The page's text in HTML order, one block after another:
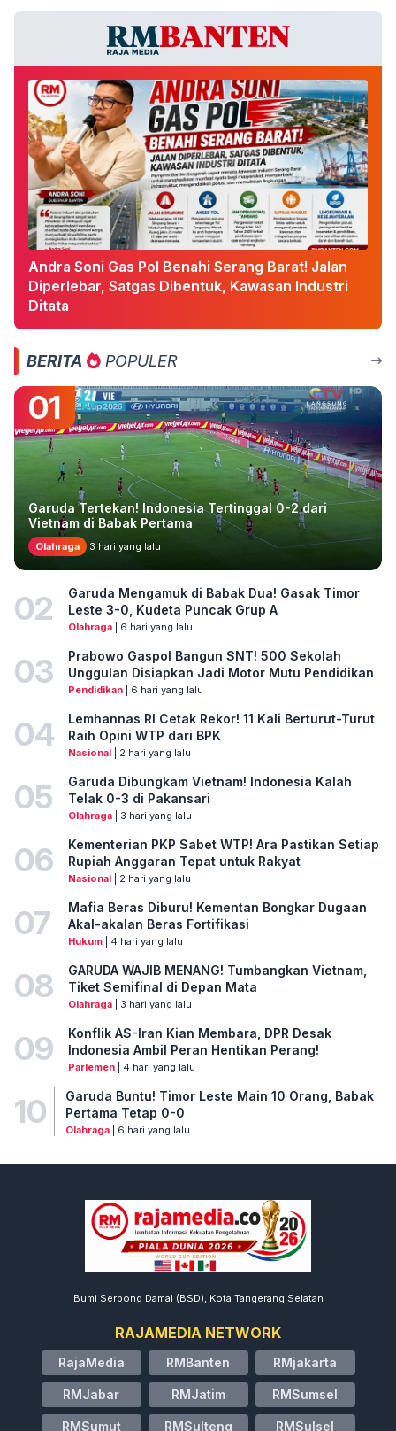
Andra Soni Gas Pol Benahi Serang Barat! Jalan
Diperlebar, Satgas Dibentuk, Kawasan Industri
Ditata
BERITA POPULER
01
Garuda Tertekan! Indonesia Tertinggal 0-2 dari
Vietnam di Babak Pertama
Olahraga 3 hari yang lalu
02
Garuda Mengamuk di Babak Dua! Gasak Timor
Leste 3-0, Kudeta Puncak Grup A
Olahraga| 6 hari yang lalu
03
Prabowo Gaspol Bangun SNT! 500 Sekolah
Unggulan Disiapkan Jadi Motor Mutu Pendidikan
Pendidikan| 6 hari yang lalu
04
Lemhannas RI Cetak Rekor! 11 Kali Berturut-Turut
Raih Opini WTP dari BPK
Nasional| 2 hari yang lalu
05
Garuda Dibungkam Vietnam! Indonesia Kalah
Telak 0-3 di Pakansari
Olahraga| 3 hari yang lalu
06
Kementerian PKP Sabet WTP! Ara Pastikan Setiap
Rupiah Anggaran Tepat untuk Rakyat
Nasional| 2 hari yang lalu
07
Mafia Beras Diburu! Kementan Bongkar Dugaan
Akal-akalan Beras Fortifikasi
Hukum| 4 hari yang lalu
08
GARUDA WAJIB MENANG! Tumbangkan Vietnam,
Tiket Semifinal di Depan Mata
Olahraga| 3 hari yang lalu
09
Konflik AS-Iran Kian Membara, DPR Desak
Indonesia Ambil Peran Hentikan Perang!
Parlemen| 4 hari yang lalu
10
Garuda Buntu! Timor Leste Main 10 Orang, Babak
Pertama Tetap 0-0
Olahraga| 6 hari yang lalu
Bumi Serpong Damai (BSD), Kota Tangerang Selatan
RAJAMEDIA NETWORK
RajaMedia RMBanten RMjakarta
RMJabar RMJatim RMSumsel
RMSumut RMSulteng RMSulsel